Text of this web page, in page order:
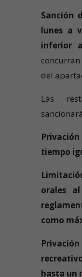
Sanción
lunes a
inferior
del
Las
tiempo
orales
como
hasta un